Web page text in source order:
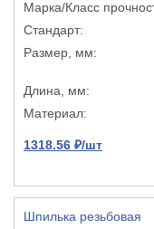
1318.56 ₽/шт
Шпилька резьбовая